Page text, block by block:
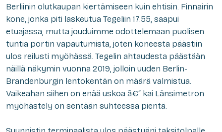
Berliinin olutkaupan kiertämiseen kuin ehtisin. Finnairin
kone, jonka piti laskeutua Tegeliin 17.55, saapui
etuajassa, mutta jouduimme odottelemaan puolisen
tuntia portin vapautumista, joten koneesta päästiin
ulos reilusti myöhässä. Tegelin ahtaudesta päästään
näillä näkymin vuonna 2019, jolloin uuden Berlin-
Brandenburgin lentokentän on määrä valmistua.
Vaikeahan siihen on enää uskoa â€“ kai Länsimetron
myöhästely on sentään suhteessa pientä.